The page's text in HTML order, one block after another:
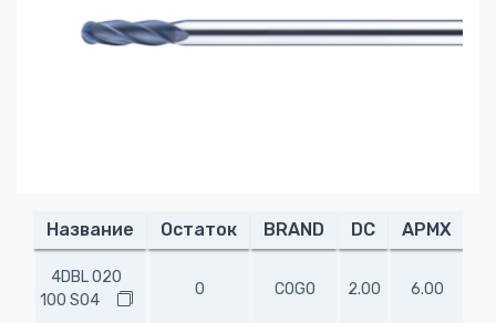
Название Остаток BRAND DC APMX
4DBL 020
100 S04
0 COGO 2.00 6.00